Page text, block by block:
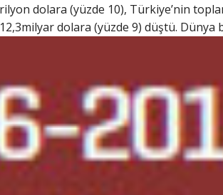
dolara (yüzde 10), Türkiye’nin
milyar dolara (yüzde 9) düştü. Dünya